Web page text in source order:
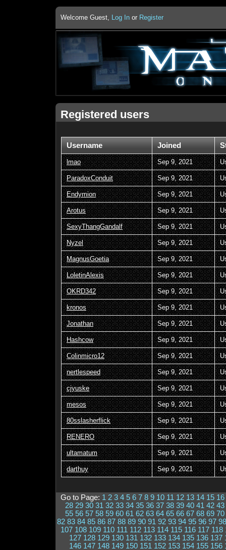
Welcome Guest, Log In or Register
Registered users
Username Joined
lmao Sep 9, 2021
ParadoxConduit Sep 9, 2021
Endymion Sep 9, 2021
Arotus Sep 9, 2021
SexyThangGandalf Sep 9, 2021
Nyzel Sep 9, 2021
MagnusGoetia Sep 9, 2021
LoletinAlexis Sep 9, 2021
OKRD342 Sep 9, 2021
kronos Sep 9, 2021
Jonathan Sep 9, 2021
Hashcow Sep 9, 2021
Colinmicro12 Sep 9, 2021
nertlespeed Sep 9, 2021
cjyuske Sep 9, 2021
mesos Sep 9, 2021
80sslasherflick Sep 9, 2021
RENERO Sep 9, 2021
ultamatum Sep 9, 2021
darthuy Sep 9, 2021
Go to Page: 1 2 3 4 5 6 7 8 9 10 11 12 13 14 15 16
28 29 30 31 32 33 34 35 36 37 38 39 40 41 42 43
55 56 57 58 59 60 61 62 63 64 65 66 67 68 69 70
82 83 84 85 86 87 88 89 90 91 92 93 94 95 96 97 98
107 108 109 110 111 112 113 114 115 116 117 118
127 128 129 130 131 132 133 134 135 136 137
146 147 148 149 150 151 152 153 154 155 156